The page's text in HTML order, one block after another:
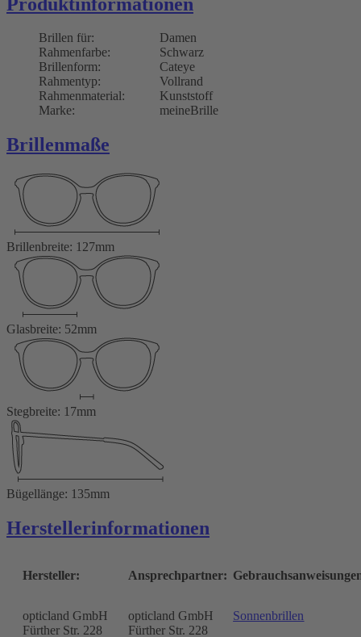
Brillen für:
Damen
Rahmenfarbe:
Schwarz
Brillenform:
Cateye
Rahmentyp:
Vollrand
Rahmenmaterial:
Kunststoff
Marke:
meineBrille
Brillenmaße
Brillenbreite: 127mm
Glasbreite: 52mm
Stegbreite: 17mm
Bügellänge: 135mm
Herstellerinformationen
Hersteller:
opticland GmbH
Fürther Str. 228
Ansprechpartner:
opticland GmbH
Fürther Str. 228
Sonnenbrillen